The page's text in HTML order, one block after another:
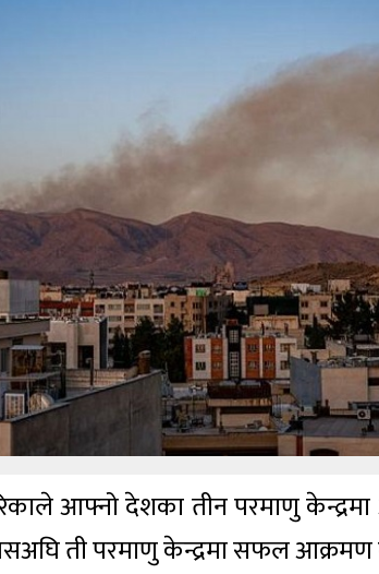
आफ्नो देशका तीन परमाणु
यसअघि ती परमाणु केन्द्रमा सफल